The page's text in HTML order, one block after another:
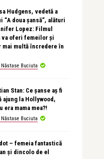
Hudgens, vedetă a
“A doua șansă”, alături
Lopez: Filmul
va oferi femeilor și
multă încredere în
Buciuta
Stan: Ce șanse aș fi
ajung la Hollywood,
era mama mea?!
Buciuta
– femeia fantastică
și dincolo de el